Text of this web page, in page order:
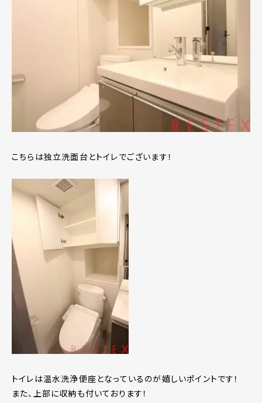
こちらは独立洗面台とトイレでございます！
トイレは温水洗浄便座となっているのが嬉しいポイントです！
また、上部に収納も付いております！